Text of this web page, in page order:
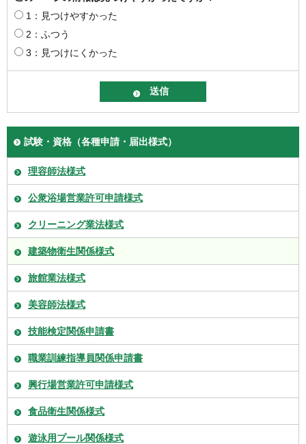
1：見つけやすかった
2：ふつう
3：見つけにくかった
試験・資格（各種申請・届出様式）
理容師法様式
公衆浴場営業許可申請様式
クリーニング業法様式
建築物衛生関係様式
旅館業法様式
美容師法様式
技能検定関係申請書
職業訓練指導員関係申請書
興行場営業許可申請様式
食品衛生関係様式
遊泳用プール関係様式